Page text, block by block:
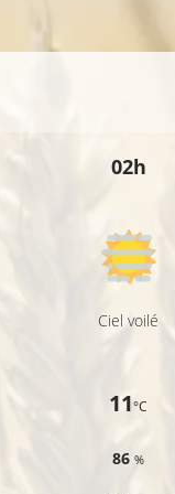
02h
Ciel voilé
11°C
86%